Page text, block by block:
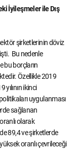
İyileşmeler ile Dış
şirketlerinin döviz
Bu nedenle
bu borçların
Özellikle 2019
yılının ikinci
uygulanması
sağlanan
olarak
89,4 ve şirketlerde
oranlı çevrileceği